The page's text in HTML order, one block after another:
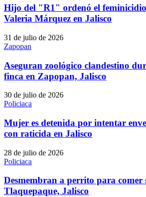
Hijo del "R1" ordenó el
Valeria Márquez en Jalisco
31 de julio de 2026
Zapopan
Aseguran zoológico clandestino
finca en Zapopan, Jalisco
30 de julio de 2026
Policiaca
Mujer es detenida por intentar
con raticida en Jalisco
28 de julio de 2026
Policiaca
Desmembran a perrito para comer
Tlaquepaque, Jalisco